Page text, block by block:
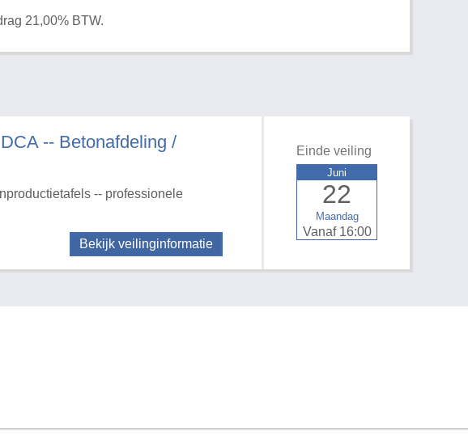
21,00% BTW.
-- Betonafdeling /
-- professionele
Bekijk veilinginformatie
Einde veiling
Maandag
22
Juni
Vanaf 16:00